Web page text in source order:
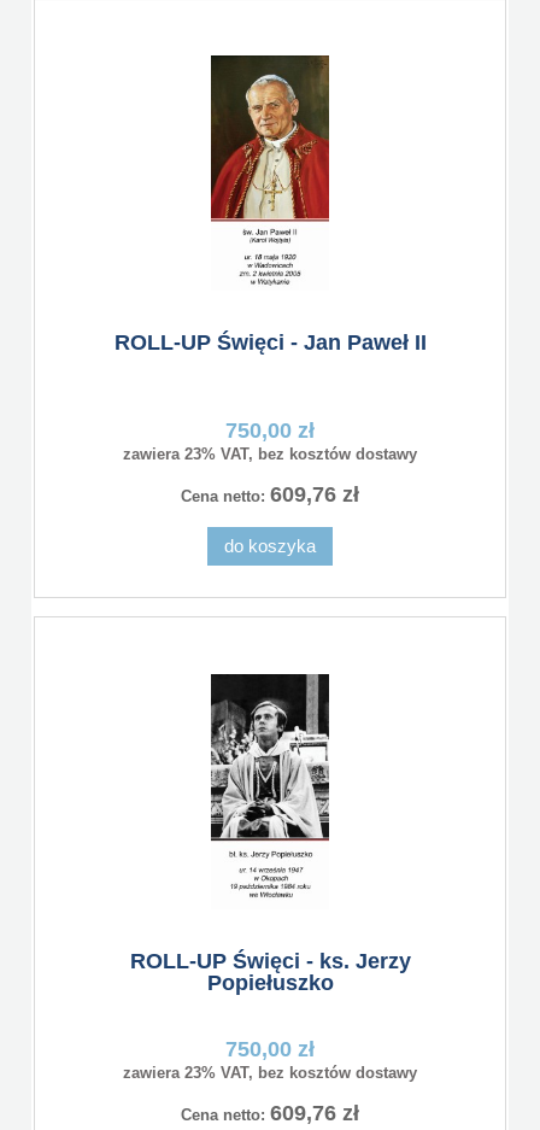
ROLL-UP Święci - Jan Paweł II
750,00 zł
zawiera 23% VAT, bez kosztów dostawy
Cena netto: 609,76 zł
do koszyka
ROLL-UP Święci - ks. Jerzy
Popiełuszko
750,00 zł
zawiera 23% VAT, bez kosztów dostawy
Cena netto: 609,76 zł